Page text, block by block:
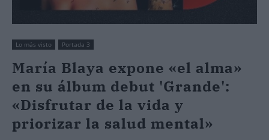
Lo más visto Portada 3
María Blaya expone «el alma»
en su álbum debut 'Grande':
«Disfrutar de la vida y
priorizar la salud mental»